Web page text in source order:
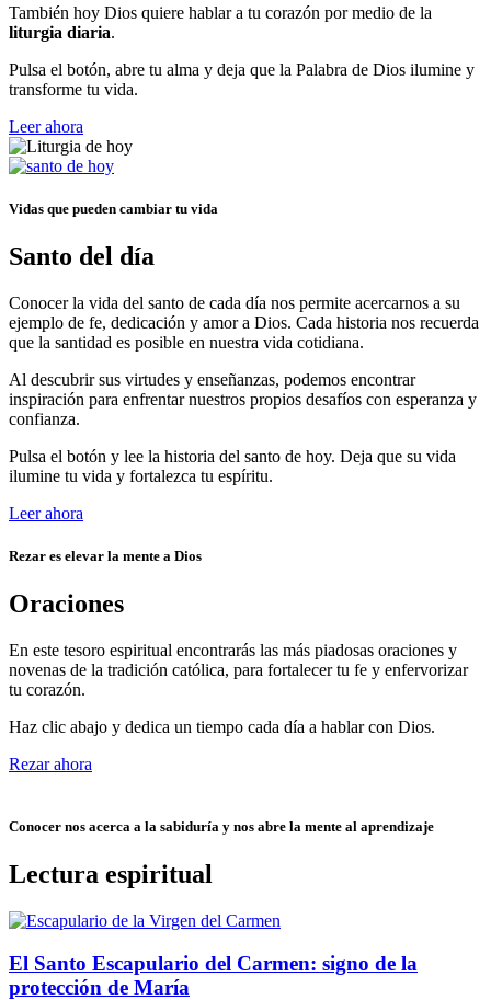
También hoy Dios quiere hablar a tu corazón por medio de la
liturgia diaria.
Pulsa el botón, abre tu alma y deja que la Palabra de Dios ilumine y
transforme tu vida.
Leer ahora
Vidas que pueden cambiar tu vida
Santo del día
Conocer la vida del santo de cada día nos permite acercarnos a su
ejemplo de fe, dedicación y amor a Dios. Cada historia nos recuerda
que la santidad es posible en nuestra vida cotidiana.
Al descubrir sus virtudes y enseñanzas, podemos encontrar
inspiración para enfrentar nuestros propios desafíos con esperanza y
confianza.
Pulsa el botón y lee la historia del santo de hoy. Deja que su vida
ilumine tu vida y fortalezca tu espíritu.
Leer ahora
Rezar es elevar la mente a Dios
Oraciones
En este tesoro espiritual encontrarás las más piadosas oraciones y
novenas de la tradición católica, para fortalecer tu fe y enfervorizar
tu corazón.
Haz clic abajo y dedica un tiempo cada día a hablar con Dios.
Rezar ahora
Conocer nos acerca a la sabiduría y nos abre la mente al aprendizaje
Lectura espiritual
El Santo Escapulario del Carmen: signo de la
protección de María